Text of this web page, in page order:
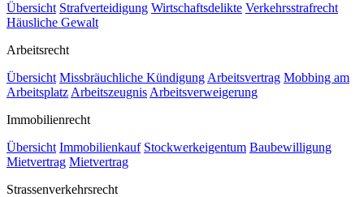
Übersicht Strafverteidigung Wirtschaftsdelikte Verkehrsstrafrecht
Häusliche Gewalt
Arbeitsrecht
Übersicht Missbräuchliche Kündigung Arbeitsvertrag Mobbing am
Arbeitsplatz Arbeitszeugnis Arbeitsverweigerung
Immobilienrecht
Übersicht Immobilienkauf Stockwerkeigentum Baubewilligung
Mietvertrag Mietvertrag
Strassenverkehrsrecht